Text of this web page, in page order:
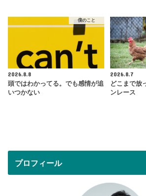
僕のこと
2026.8.8
頭ではわかってる。でも感情が追
いつかない
2026.8.7
どこまで放
ンレース
プロフィール